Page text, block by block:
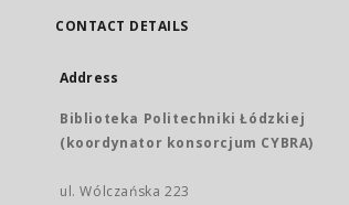
CONTACT DETAILS
Address
Biblioteka Politechniki Łódzkiej
(koordynator konsorcjum CYBRA)
ul. Wólczańska 223